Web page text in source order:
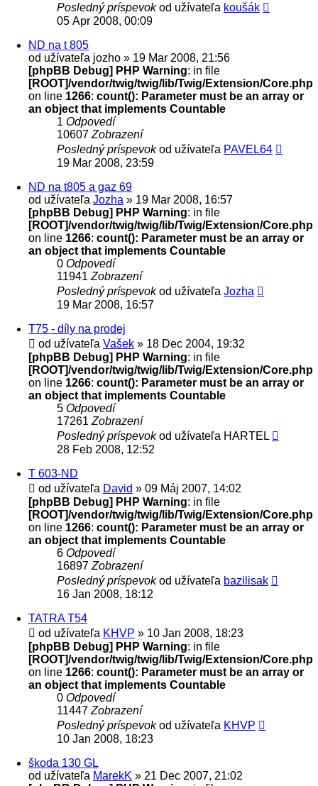
Posledný príspevokod užívateľa koušák
05 Apr 2008, 00:09
ND na t 805
od užívateľa jozho » 19 Mar 2008, 21:56
[phpBB Debug] PHP Warning: in file
[ROOT]/vendor/twig/twig/lib/Twig/Extension/Core.php
on line 1266: count(): Parameter must be an array or
an object that implements Countable
1 Odpovedí
10607 Zobrazení
Posledný príspevokod užívateľa PAVEL64
19 Mar 2008, 23:59
ND na t805 a gaz 69
od užívateľa Jozha » 19 Mar 2008, 16:57
[phpBB Debug] PHP Warning: in file
[ROOT]/vendor/twig/twig/lib/Twig/Extension/Core.php
on line 1266: count(): Parameter must be an array or
an object that implements Countable
0 Odpovedí
11941 Zobrazení
Posledný príspevokod užívateľa Jozha
19 Mar 2008, 16:57
T75 - díly na prodej
od užívateľa Vašek » 18 Dec 2004, 19:32
[phpBB Debug] PHP Warning: in file
[ROOT]/vendor/twig/twig/lib/Twig/Extension/Core.php
on line 1266: count(): Parameter must be an array or
an object that implements Countable
5 Odpovedí
17261 Zobrazení
Posledný príspevokod užívateľa HARTEL
28 Feb 2008, 12:52
T 603-ND
od užívateľa David » 09 Máj 2007, 14:02
[phpBB Debug] PHP Warning: in file
[ROOT]/vendor/twig/twig/lib/Twig/Extension/Core.php
on line 1266: count(): Parameter must be an array or
an object that implements Countable
6 Odpovedí
16897 Zobrazení
Posledný príspevokod užívateľa bazilisak
16 Jan 2008, 18:12
TATRA T54
od užívateľa KHVP » 10 Jan 2008, 18:23
[phpBB Debug] PHP Warning: in file
[ROOT]/vendor/twig/twig/lib/Twig/Extension/Core.php
on line 1266: count(): Parameter must be an array or
an object that implements Countable
0 Odpovedí
11447 Zobrazení
Posledný príspevokod užívateľa KHVP
10 Jan 2008, 18:23
škoda 130 GL
od užívateľa MarekK » 21 Dec 2007, 21:02